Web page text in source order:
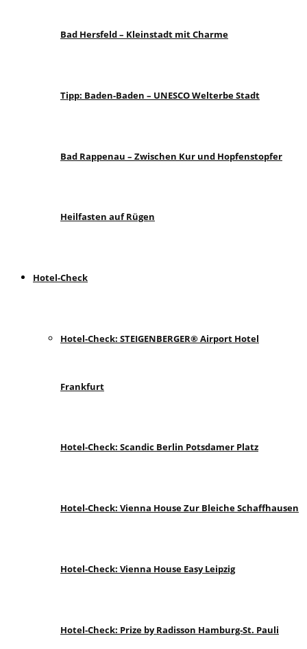
Bad Hersfeld – Kleinstadt mit Charme
Tipp: Baden-Baden – UNESCO Welterbe Stadt
Bad Rappenau – Zwischen Kur und Hopfenstopfer
Heilfasten auf Rügen
Hotel-Check
Hotel-Check: STEIGENBERGER® Airport Hotel
Frankfurt
Hotel-Check: Scandic Berlin Potsdamer Platz
Hotel-Check: Vienna House Zur Bleiche Schaffhausen
Hotel-Check: Vienna House Easy Leipzig
Hotel-Check: Prize by Radisson Hamburg-St. Pauli